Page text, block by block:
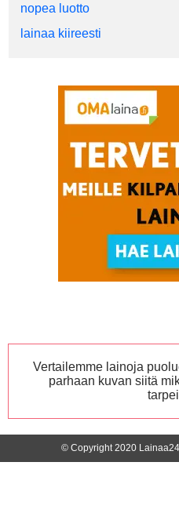
nopea luotto
lainaa kiireesti
Vertailemme lainoja
parhaan kuvan siitä
© Copyright 2020